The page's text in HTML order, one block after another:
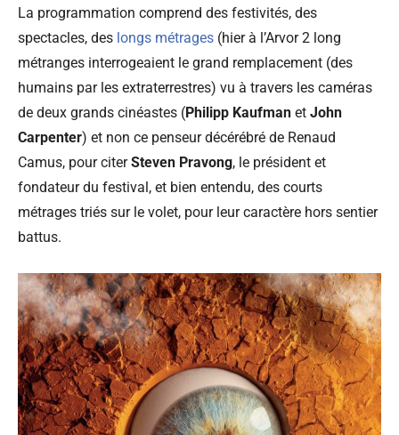
La programmation comprend des festivités, des
spectacles, des longs métrages (hier à l’Arvor 2 long
métranges interrogeaient le grand remplacement (des
humains par les extraterrestres) vu à travers les caméras
de deux grands cinéastes (Philipp Kaufman et John
Carpenter) et non ce penseur décérébré de Renaud
Camus, pour citerSteven Pravong, le président et
fondateur du festival, et bien entendu, des courts
métrages triés sur le volet, pour leur caractère hors sentier
battus.